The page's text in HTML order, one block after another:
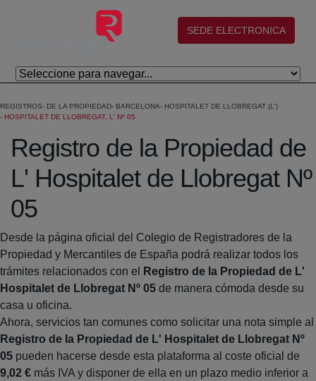
Skip to Main Content
(abre en nueva ventana)
SEDE ELECTRONICA
REGISTROS DE LA PROPIEDAD BARCELONA
HOSPITALET DE LLOBREGAT (L')
HOSPITALET DE LLOBREGAT, L' Nº 05
Registro de la Propiedad de
L' Hospitalet de Llobregat Nº
05
Desde la página oficial del Colegio de Registradores de la
Propiedad y Mercantiles de España podrá realizar todos los
trámites relacionados con el
Registro de la Propiedad de L'
Hospitalet de Llobregat Nº 05 de manera cómoda desde su
casa u oficina.
Ahora, servicios tan comunes como solicitar una nota simple al
Registro de la Propiedad de L' Hospitalet de Llobregat Nº
05 pueden hacerse desde esta plataforma al coste oficial de
9,02 € más IVA y disponer de ella en un plazo medio inferior a